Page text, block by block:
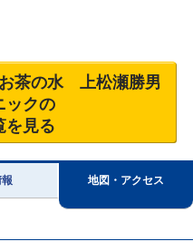
茶の水 上松瀬勝男
ックの
を見る
地図・アクセス